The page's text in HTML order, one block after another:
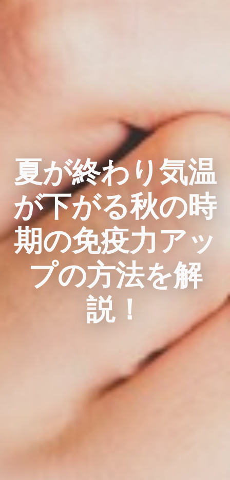
夏が終わり気温
が下がる秋の時
期の免疫力アッ
プの方法を解
説！